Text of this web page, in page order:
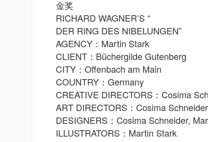
金奖
RICHARD WAGNER’S “
DER RING DES NIBELUNGEN”
AGENCY：Martin Stark
CLIENT：Büchergilde Gutenberg
CITY：Offenbach am Main
COUNTRY：Germany
CREATIVE DIRECTORS：Cosima
ART DIRECTORS：Cosima Schneider
DESIGNERS：Cosima Schneider,
ILLUSTRATORS：Martin Stark